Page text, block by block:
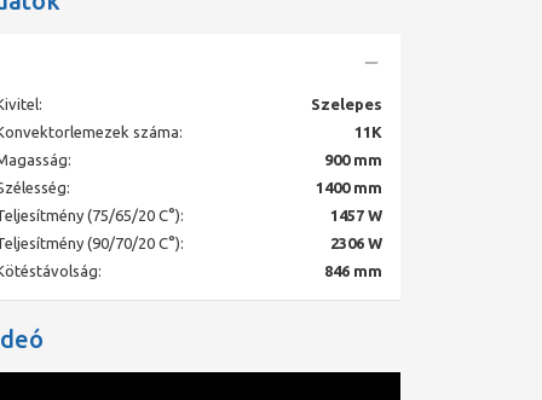
Szelepes
száma:
11K
900 mm
1400 mm
(75/65/20 C°):
1457 W
(90/70/20 C°):
2306 W
846 mm